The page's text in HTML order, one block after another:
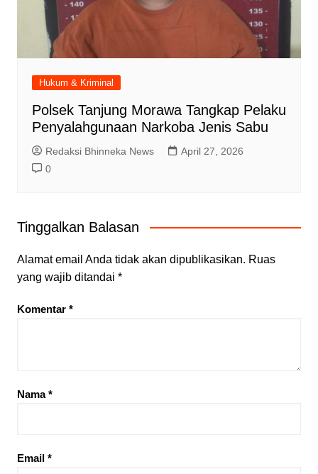
Hukum & Kriminal
Polsek Tanjung Morawa Tangkap Pelaku
Penyalahgunaan Narkoba Jenis Sabu
Redaksi Bhinneka News
April 27, 2026
0
Tinggalkan Balasan
Alamat email Anda tidak akan dipublikasikan. Ruas
yang wajib ditandai *
Komentar *
Nama*
Email *